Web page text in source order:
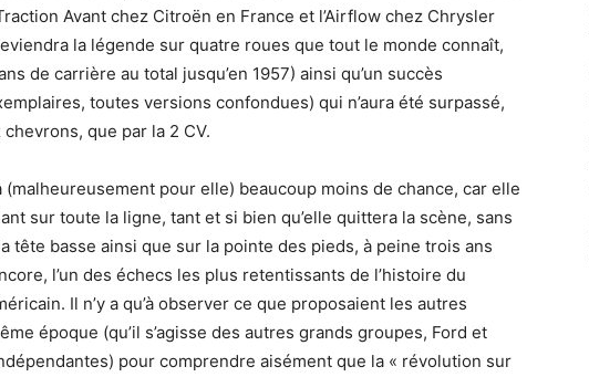
Avant chez Citroën en France et l’Airflow chez Chrysler
la légende sur quatre roues que tout le monde connaît,
de carrière au total jusqu’en 1957) ainsi qu’un succès
toutes versions confondues) qui n’aura été surpassé,
que par la 2 CV.
(malheureusement pour elle) beaucoup moins de chance, car elle
sur toute la ligne, tant et si bien qu’elle quittera la scène, sans
tête basse ainsi que sur la pointe des pieds, à peine trois ans
l’un des échecs les plus retentissants de l’histoire du
Il n’y a qu’à observer ce que proposaient les autres
époque (qu’il s’agisse des autres grands groupes, Ford et
pour comprendre aisément que la « révolution sur